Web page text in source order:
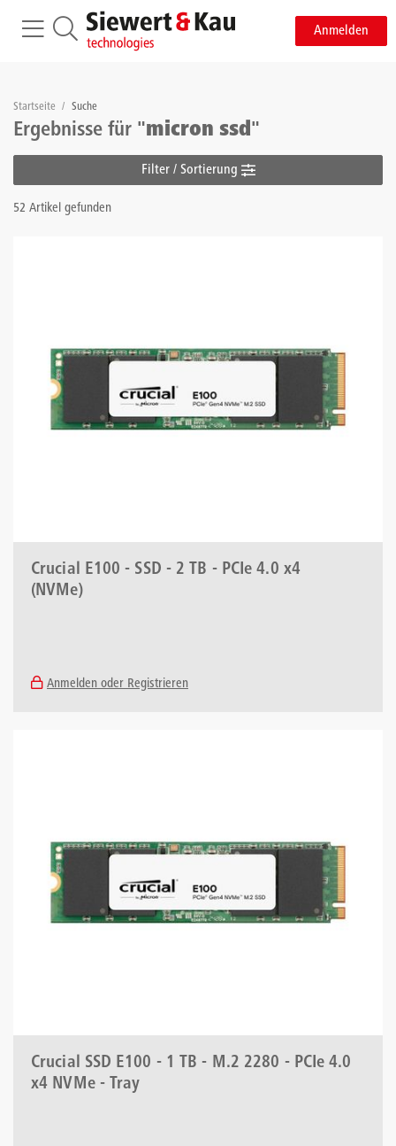
Anmelden
Startseite / Suche
Ergebnisse für "micron ssd"
Filter / Sortierung
52 Artikel gefunden
Crucial E100 - SSD - 2 TB - PCIe 4.0 x4
(NVMe)
Anmelden oder Registrieren
Crucial SSD E100 - 1 TB - M.2 2280 - PCIe 4.0
x4 NVMe - Tray